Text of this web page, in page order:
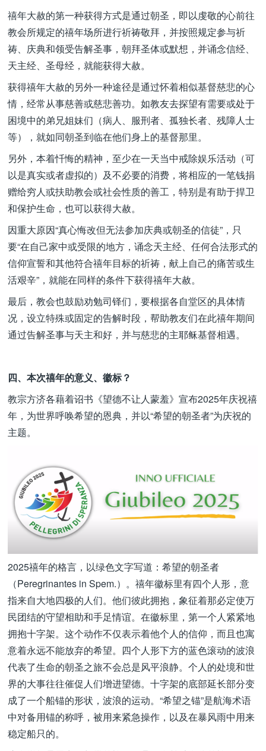
禧年大赦的第一种获得方式是通过朝圣，即以虔敬的心前往
教会所规定的禧年场所进行祈祷敬拜，并按照规定参与祈
祷、庆典和领受告解圣事，朝拜圣体或默想，并诵念信经、
天主经、圣母经，就能获得大赦。
获得禧年大赦的另外一种途径是通过怀着相似基督慈悲的心
情，经常从事慈善或慈悲善功。如教友去探望有需要或处于
困境中的弟兄姐妹们（病人、服刑者、孤独长者、残障人士
等），就如同朝圣到临在他们身上的基督那里。
另外，本着忏悔的精神，至少在一天当中戒除娱乐活动（可
以是真实或者虚拟的）及不必要的消费，将相应的一笔钱捐
赠给穷人或扶助教会或社会性质的善工，特别是有助于捍卫
和保护生命，也可以获得大赦。
因重大原因“真心悔改但无法参加庆典或朝圣的信徒”，只
要“在自己家中或受限的地方，诵念天主经、任何合法形式的
信仰宣誓和其他符合禧年目标的祈祷，献上自己的痛苦或生
活艰辛”，就能在同样的条件下获得禧年大赦。
最后，教会也鼓励劝勉司铎们，要根据各自堂区的具体情
况，设立特殊或固定的告解时段，帮助教友们在此禧年期间
通过告解圣事与天主和好，并与慈悲的主耶稣基督相遇。
四、本次禧年的意义、徽标？
教宗方济各藉着诏书《望德不让人蒙羞》宣布2025年庆祝禧
年，为世界呼唤希望的恩典，并以“希望的朝圣者”为庆祝的
主题。
2025禧年的格言，以绿色文字写道：希望的朝圣者
（Peregrinantes in Spem.）。禧年徽标里有四个人形，意
指来自大地四极的人们。他们彼此拥抱，象征着那必定使万
民团结的守望相助和手足情谊。在徽标里，第一个人紧紧地
拥抱十字架。这个动作不仅表示着他个人的信仰，而且也寓
意着永远不能放弃的希望。四个人形下方的蓝色滚动的波浪
代表了生命的朝圣之旅不会总是风平浪静。个人的处境和世
界的大事往往催促人们增进望德。十字架的底部延长部分变
成了一个船锚的形状，波浪的运动。“希望之锚”是航海术语
中对备用锚的称呼，被用来紧急操作，以及在暴风雨中用来
稳定船只的。